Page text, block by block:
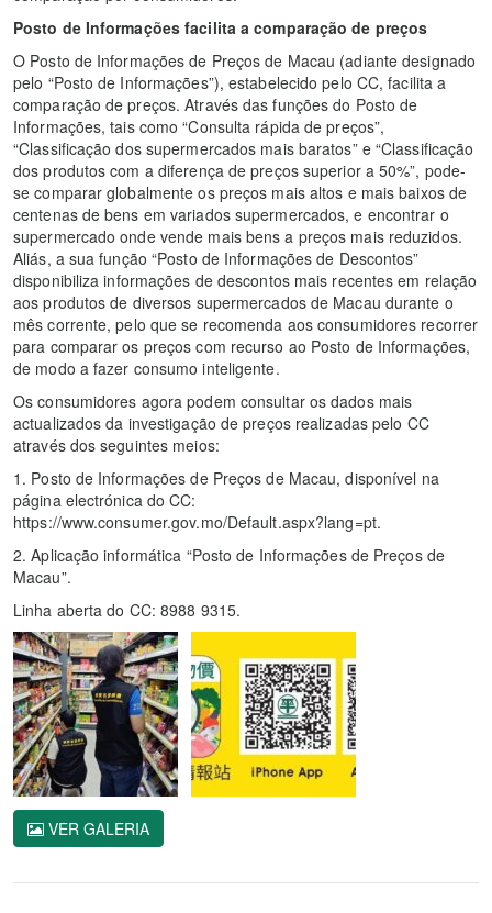
Posto de Informações facilita a comparação de preços
O Posto de Informações de Preços de Macau (adiante designado
pelo “Posto de Informações”), estabelecido pelo CC, facilita a
comparação de preços. Através das funções do Posto de
Informações, tais como “Consulta rápida de preços”,
“Classificação dos supermercados mais baratos” e “Classificação
dos produtos com a diferença de preços superior a 50%”, pode-
se comparar globalmente os preços mais altos e mais baixos de
centenas de bens em variados supermercados, e encontrar o
supermercado onde vende mais bens a preços mais reduzidos.
Aliás, a sua função “Posto de Informações de Descontos”
disponibiliza informações de descontos mais recentes em relação
aos produtos de diversos supermercados de Macau durante o
mês corrente, pelo que se recomenda aos consumidores recorrer
para comparar os preços com recurso ao Posto de Informações,
de modo a fazer consumo inteligente.
Os consumidores agora podem consultar os dados mais
actualizados da investigação de preços realizadas pelo CC
através dos seguintes meios:
1. Posto de Informações de Preços de Macau, disponível na
página electrónica do CC:
https://www.consumer.gov.mo/Default.aspx?lang=pt.
2. Aplicação informática “Posto de Informações de Preços de
Macau”.
Linha aberta do CC: 8988 9315.
VER GALERIA